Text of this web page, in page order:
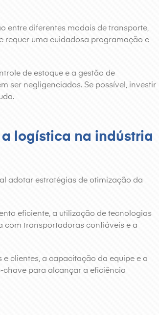
entre diferentes modais de transporte,
requer uma cuidadosa programação e
de estoque e a gestão de
ser negligenciados. Se possível, investir
logística na indústria
adotar estratégias de otimização da
eficiente, a utilização de tecnologias
com transportadoras confiáveis e a
clientes, a capacitação da equipe e a
chave para alcançar a eficiência